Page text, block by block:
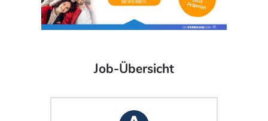
Job-Übersicht